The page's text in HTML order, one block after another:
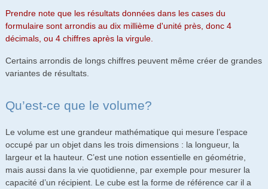
Prendre note que les résultats données dans les cases du
formulaire sont arrondis au dix millième d'unité près, donc 4
décimals, ou 4 chiffres après la virgule.
Certains arrondis de longs chiffres peuvent même créer de grandes
variantes de résultats.
Qu’est-ce que le volume?
Le volume est une grandeur mathématique qui mesure l’espace
occupé par un objet dans les trois dimensions : la longueur, la
largeur et la hauteur. C’est une notion essentielle en géométrie,
mais aussi dans la vie quotidienne, par exemple pour mesurer la
capacité d’un récipient. Le cube est la forme de référence car il a